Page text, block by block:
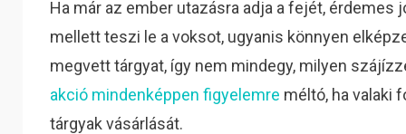
Ha már az ember utazásra adja a fejét, érdemes
mellett teszi le a voksot, ugyanis könnyen
megvett tárgyat, így nem mindegy, milyen
akció mindenképpen figyelemre méltó, ha valaki
tárgyak vásárlását.